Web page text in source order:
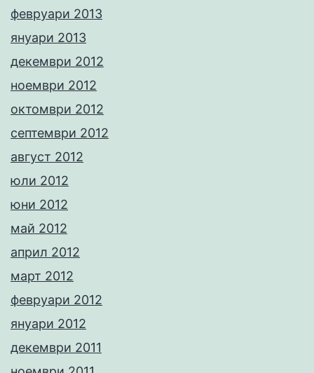
февруари 2013
януари 2013
декември 2012
ноември 2012
октомври 2012
септември 2012
август 2012
юли 2012
юни 2012
май 2012
април 2012
март 2012
февруари 2012
януари 2012
декември 2011